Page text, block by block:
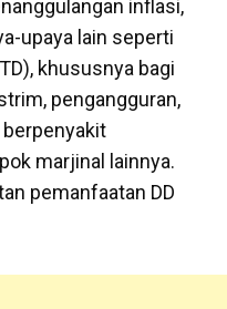
inflasi,
upaya lain seperti
khususnya bagi
pengangguran,
berpenyakit
marjinal lainnya.
pemanfaatan DD